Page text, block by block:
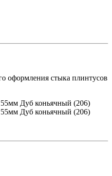
оформления стыка плинтусов